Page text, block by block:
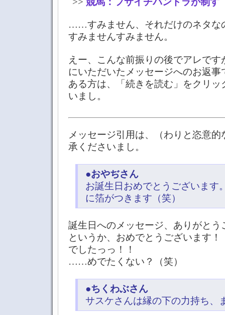
……すみません、それだけのネタな
すみませんすみません。
えー、こんな前振りの後でアレです
にいただいたメッセージへのお返事
ある方は、「続きを読む」をクリッ
いまし。
メッセージ引用は、（わりと恣意
承くださいまし。
●おやぢさん
お誕生日おめでとうございます
に箔がつきます（笑）
誕生日へのメッセージ、ありがとう
というか、おめでとうございます
でしたっっ！！
……めでたくない？（笑）
●ちくわぶさん
サスケさんは縁の下の力持ち、